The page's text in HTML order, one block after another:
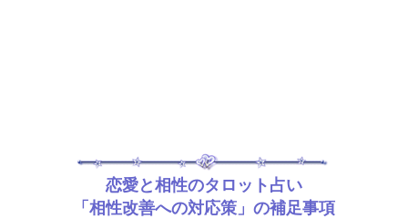
恋愛と相性のタロット占い
「相性改善への対応策」の補足事項